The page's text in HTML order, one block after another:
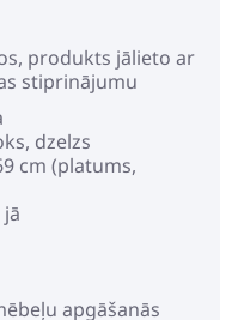
produkts jālieto ar
stiprinājumu
dzelzs
cm (platums,
apgāšanās